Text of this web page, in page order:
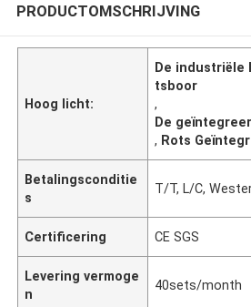
PRODUCTOMSCHRIJVING
Hoog licht:
De industriële
tsboor
,
De
, Rots
Betalingsconditie
s
T/T, L/C,
Certificering CE SGS
Levering vermoge
n
40sets/month